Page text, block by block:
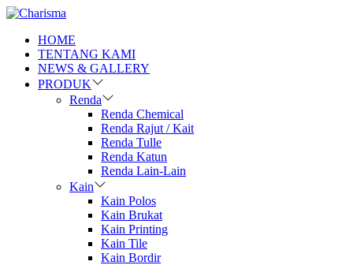
HOME
TENTANG KAMI
NEWS & GALLERY
PRODUK
Renda
Renda Chemical
Renda Rajut / Kait
Renda Tulle
Renda Katun
Renda Lain-Lain
Kain
Kain Polos
Kain Brukat
Kain Printing
Kain Tile
Kain Bordir